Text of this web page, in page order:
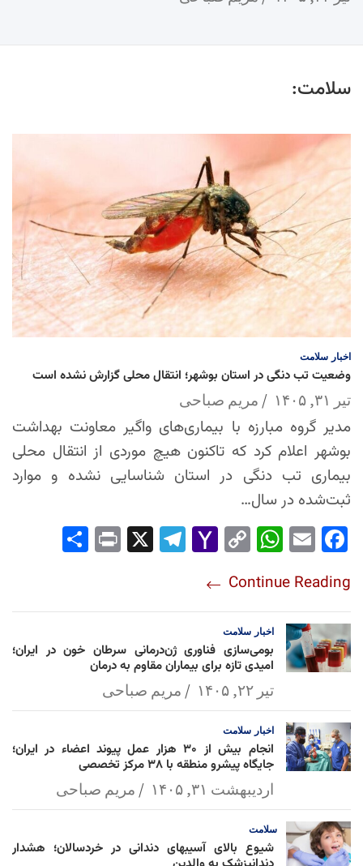
سلامت:
اخبار سلامت
وضعیت تب دنگی در استان بوشهر؛ انتقال محلی گزارش نشده است
تیر ۳۱, ۱۴۰۵ مریم صباحی
مدیر گروه مبارزه با بیماری‌های واگیر معاونت بهداشت
بوشهر اعلام کرد که تاکنون هیچ موردی از انتقال محلی
بیماری تب دنگی در استان شناسایی نشده و موارد
ثبت‌شده در سال…
Fac
ok
Em
Wh
Ap
p
Co
Lin
k
Yah
l
Tel
Pri
Continue Reading
اخبار سلامت
بومی‌سازی فناوری ژن‌درمانی سرطان خون در ایران؛
امیدی تازه برای بیماران مقاوم به درمان
تیر ۲۲, ۱۴۰۵ مریم صباحی
اخبار سلامت
انجام بیش از ۳۰ هزار عمل پیوند اعضاء در ایران؛
جایگاه پیشرو منطقه با ۳۸ مرکز تخصصی
اردیبهشت ۳۱, ۱۴۰۵ مریم صباحی
سلامت
شیوع بالای آسیبهای دندانی در خردسالان؛ هشدار